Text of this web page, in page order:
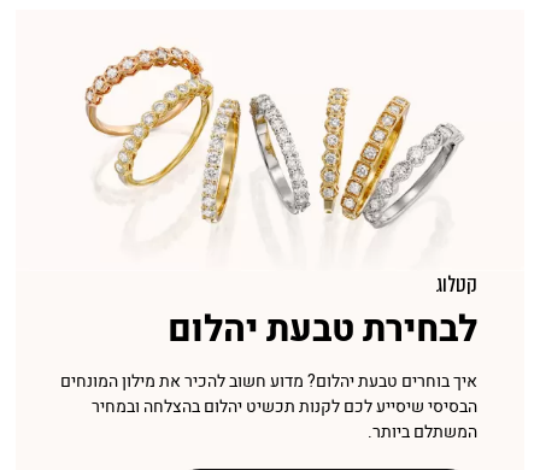
קטלוג
לבחירת טבעת יהלום
איך בוחרים טבעת יהלום? מדוע חשוב להכיר את מילון המונחים
הבסיסי שיסייע לכם לקנות תכשיט יהלום בהצלחה ובמחיר
המשתלם ביותר.